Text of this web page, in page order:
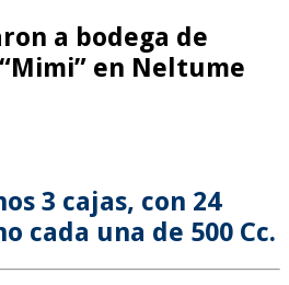
a bodega de
en Neltume
3 cajas, con 24
cada una de 500 Cc.